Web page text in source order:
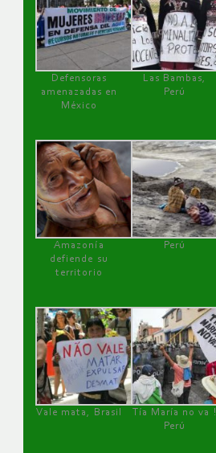
Defensoras
amenazadas en
México
Las Bambas,
Perú
Amazonía
defiende su
territorio
Perú
Vale mata, Brasil
Tía María no va !
Perú